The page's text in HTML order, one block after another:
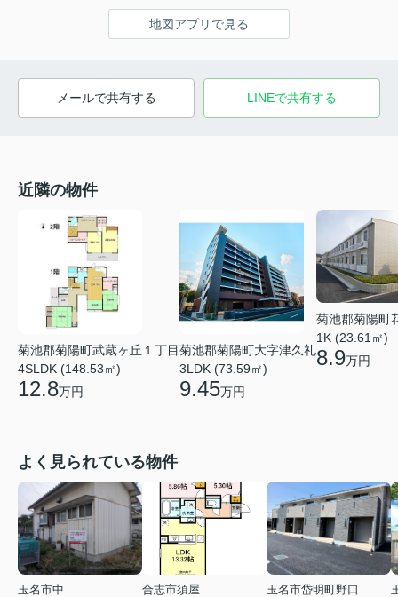
地図アプリで見る
メールで共有する LINEで共有する
近隣の物件
菊池郡菊陽町武蔵ヶ丘１丁目
4SLDK (148.53㎡)
12.8万円
菊池郡菊陽町大字津久礼
3LDK (73.59㎡)
9.45万円
菊池郡菊陽町
1K (23.61㎡)
8.9万円
よく見られている物件
玉名市中
合志市須屋
玉名市岱明町野口